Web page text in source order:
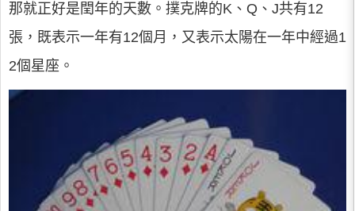
那就正好是閏年的天數。撲克牌的K、Q、J共有12
張，既表示一年有12個月，又表示太陽在一年中經過1
2個星座。